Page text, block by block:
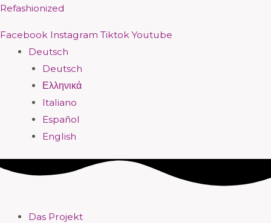
Zum
springen
Refashionized
Facebook Instagram Tiktok Youtube
Menü
Deutsch
Deutsch
Ελληνικά
Italiano
Español
English
Menü
Das Projekt
Menü
Menü
Menü
Menü
Menü
Menü